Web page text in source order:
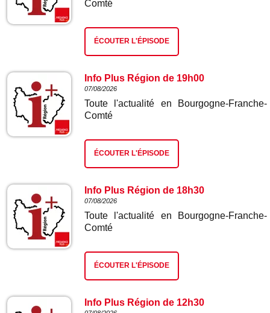
Comté
ÉCOUTER L'ÉPISODE
Info Plus Région de 19h00
07/08/2026
Toute l'actualité en Bourgogne-Franche-
Comté
ÉCOUTER L'ÉPISODE
Info Plus Région de 18h30
07/08/2026
Toute l'actualité en Bourgogne-Franche-
Comté
ÉCOUTER L'ÉPISODE
Info Plus Région de 12h30